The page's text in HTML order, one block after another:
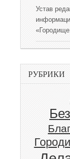
Устав
РУБРИКИ